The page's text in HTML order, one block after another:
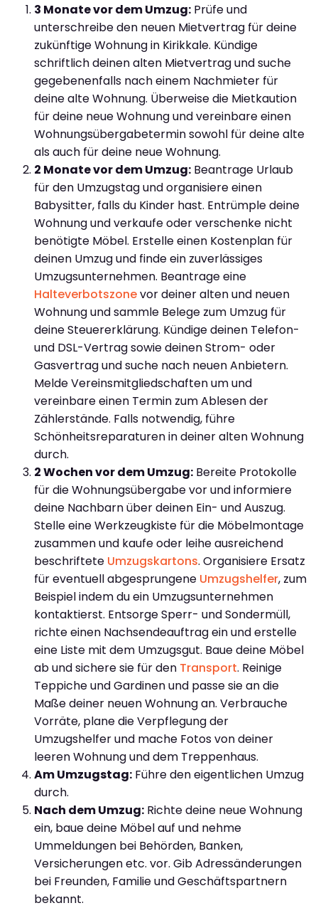
3 Monate vor dem Umzug: Prüfe und
unterschreibe den neuen Mietvertrag für deine
zukünftige Wohnung in Kirikkale. Kündige
schriftlich deinen alten Mietvertrag und suche
gegebenenfalls nach einem Nachmieter für
deine alte Wohnung. Überweise die Mietkaution
für deine neue Wohnung und vereinbare einen
Wohnungsübergabetermin sowohl für deine alte
als auch für deine neue Wohnung.
2 Monate vor dem Umzug: Beantrage Urlaub
für den Umzugstag und organisiere einen
Babysitter, falls du Kinder hast. Entrümple deine
Wohnung und verkaufe oder verschenke nicht
benötigte Möbel. Erstelle einen Kostenplan für
deinen Umzug und finde ein zuverlässiges
Umzugsunternehmen. Beantrage eine
Halteverbotszonevor deiner alten und neuen
Wohnung und sammle Belege zum Umzug für
deine Steuererklärung. Kündige deinen Telefon-
und DSL-Vertrag sowie deinen Strom- oder
Gasvertrag und suche nach neuen Anbietern.
Melde Vereinsmitgliedschaften um und
vereinbare einen Termin zum Ablesen der
Zählerstände. Falls notwendig, führe
Schönheitsreparaturen in deiner alten Wohnung
durch.
2 Wochen vor dem Umzug: Bereite Protokolle
für die Wohnungsübergabe vor und informiere
deine Nachbarn über deinen Ein- und Auszug.
Stelle eine Werkzeugkiste für die Möbelmontage
zusammen und kaufe oder leihe ausreichend
beschriftete Umzugskartons. Organisiere Ersatz
für eventuell abgesprungene Umzugshelfer, zum
Beispiel indem du ein Umzugsunternehmen
kontaktierst. Entsorge Sperr- und Sondermüll,
richte einen Nachsendeauftrag ein und erstelle
eine Liste mit dem Umzugsgut. Baue deine Möbel
ab und sichere sie für den Transport. Reinige
Teppiche und Gardinen und passe sie an die
Maße deiner neuen Wohnung an. Verbrauche
Vorräte, plane die Verpflegung der
Umzugshelfer und mache Fotos von deiner
leeren Wohnung und dem Treppenhaus.
Am Umzugstag: Führe den eigentlichen Umzug
durch.
Nach dem Umzug: Richte deine neue Wohnung
ein, baue deine Möbel auf und nehme
Ummeldungen bei Behörden, Banken,
Versicherungen etc. vor. Gib Adressänderungen
bei Freunden, Familie und Geschäftspartnern
bekannt.